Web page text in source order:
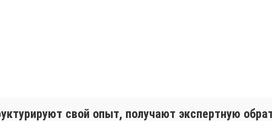
свой опыт, получают экспертную